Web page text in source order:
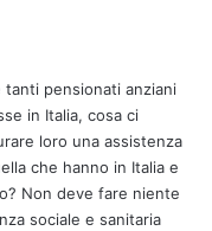
tanti pensionati anziani
in Italia, cosa ci
loro una assistenza
che hanno in Italia e
Non deve fare niente
sociale e sanitaria